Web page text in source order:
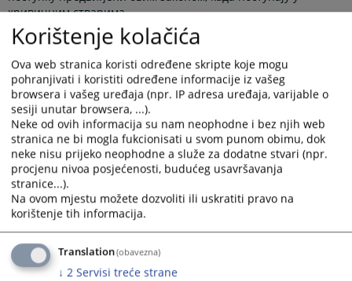
кривичним стварима.
Приказана вијест је на: Српски језик
Пратећи документи
Закон о кривичном поступку Републике Српске (СГ РС
53/12)
Закон о измјенама и допунама Закона о кривичном
поступку Републике Српске (СГ РС 91/17)
Закон о измјенама Закона о кривичном поступку
Републике Српске (СГ РС 66/18)
Закон о измјенама и допунама Закона о кривичном
поступку Републике Српске (СГ РС 15/21)
Korištenje kolačića
Ova web stranica koristi određene skripte koje mogu
pohranjivati i koristiti određene informacije iz vašeg
browsera i vašeg uređaja (npr. IP adresa uređaja, varijable o
sesiji unutar browsera, ...).
Neke od ovih informacija su nam neophodne i bez njih web
stranica ne bi mogla fukcionisati u svom punom obimu, dok
neke nisu prijeko neophodne a služe za dodatne stvari (npr.
procjenu nivoa posjećenosti, budućeg usavršavanja
stranice...).
Na ovom mjestu možete dozvoliti ili uskratiti pravo na
korištenje tih informacija.
Translation(obavezna)
↓ 2 Servisi treće strane